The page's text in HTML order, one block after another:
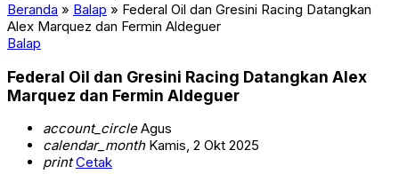
Beranda » Balap » Federal Oil dan Gresini Racing Datangkan
Alex Marquez dan Fermin Aldeguer
Balap
Federal Oil dan Gresini Racing Datangkan Alex
Marquez dan Fermin Aldeguer
account_circleAgus
calendar_monthKamis, 2 Okt 2025
print Cetak